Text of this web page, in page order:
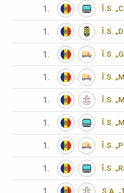
1. Î.S.
1. Î.S.
1. Î.S.
1. Î.S.
1. Î.S.
1. Î.S.
1. Î.S.
1. Î.S.
S.A.